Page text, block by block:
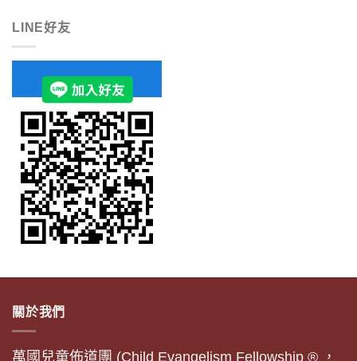
LINE好友
關於我們
萬國兒童佈道團 (Child Evangelism Fellowship ® ，